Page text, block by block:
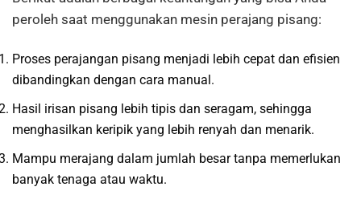
peroleh saat menggunakan mesin perajang pisang:
Proses perajangan pisang menjadi lebih cepat dan efisien
dibandingkan dengan cara manual.
Hasil irisan pisang lebih tipis dan seragam, sehingga
menghasilkan keripik yang lebih renyah dan menarik.
Mampu merajang dalam jumlah besar tanpa memerlukan
banyak tenaga atau waktu.